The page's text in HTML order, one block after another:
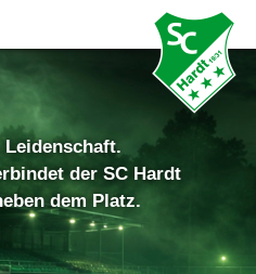
der SC Hardt
dem Platz.